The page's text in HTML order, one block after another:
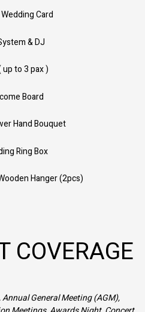
Card
& DJ
up to 3 pax )
Board
Hand Bouquet
Ring Box
Hanger (2pcs)
COVERAGE
General Meeting (AGM),